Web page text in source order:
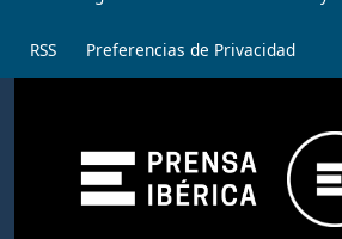
RSS Preferencias de Privacidad